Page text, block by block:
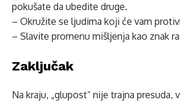
pokušate da ubedite druge.
– Okružite se ljudima koji će vam
– Slavite promenu mišljenja kao znak
Zaključak
Na kraju, „glupost“ nije trajna presuda,